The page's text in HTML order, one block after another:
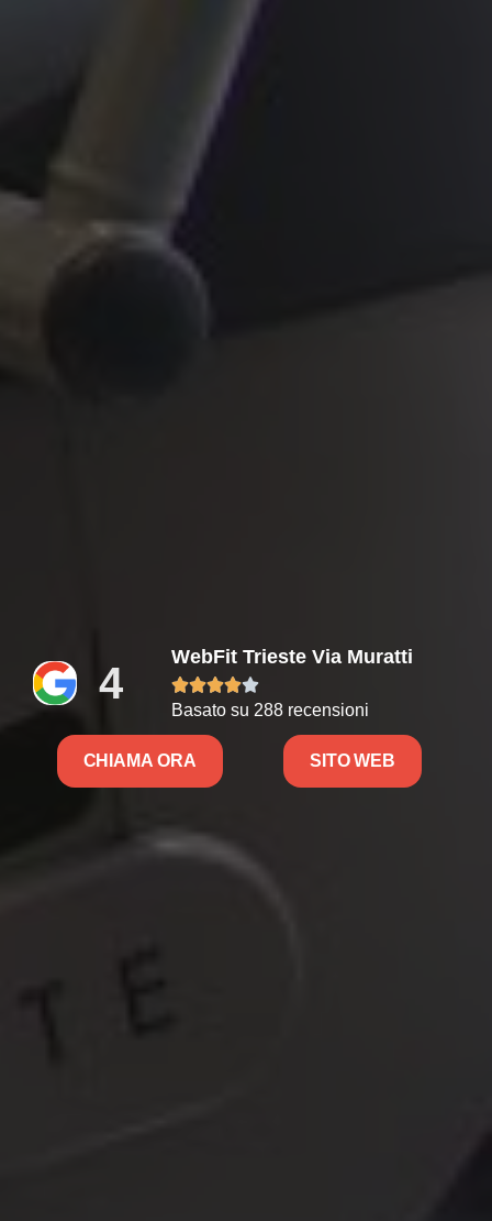
4
WebFit Trieste Via Muratti

Basato su 288 recensioni
CHIAMA ORA SITO WEB